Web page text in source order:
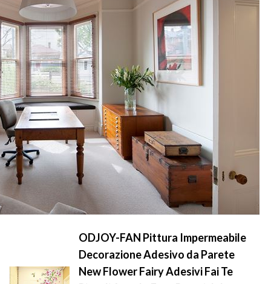
ODJOY-FAN Pittura Impermeabile
Decorazione Adesivo da Parete
New Flower Fairy Adesivi Fai Te